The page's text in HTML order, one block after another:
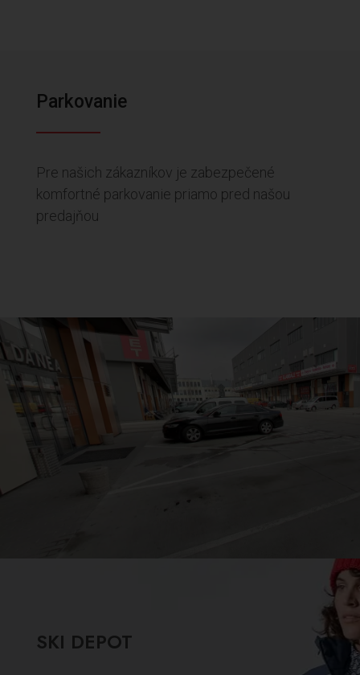
Parkovanie
Pre našich zákazníkov je zabezpečené
komfortné parkovanie priamo pred našou
predajňou
SKI DEPOT